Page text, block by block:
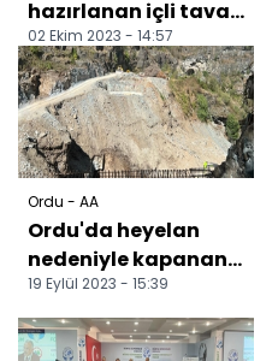
hazırlanan içli tava
coğrafi işaretle
tescillendi
02 Ekim 2023 - 14:57
Ordu - AA
Ordu'da heyelan
nedeniyle kapanan
Karadeniz-Akdeniz
yolunda çalışma
başlatı...
19 Eylül 2023 - 15:39